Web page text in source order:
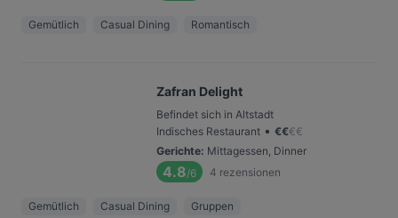
Gemütlich Casual Dining Romantisch
Zafran Delight
Befindet sich in Altstadt
Indisches Restaurant • €€€€
Gerichte: Mittagessen, Dinner
4.8/6 4 rezensionen
Gemütlich Casual Dining Gruppen